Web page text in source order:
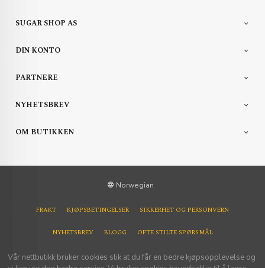
SUGAR SHOP AS
DIN KONTO
PARTNERE
NYHETSBREV
OM BUTIKKEN
Norwegian
FRAKT KJØPSBETINGELSER SIKKERHET OG PERSONVERN
NYHETSBREV BLOGG OFTE STILTE SPØRSMÅL
Vår nettbutikk bruker cookies slik at du får en bedre kjøpsopplevelse og